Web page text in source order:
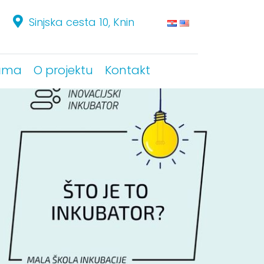
Sinjska cesta 10, Knin
O projektu
Kontakt
Sinjska cesta 10, Knin
O projektu
Kontakt